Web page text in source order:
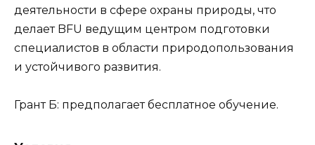
деятельности в сфере охраны природы, что
делает BFU ведущим центром подготовки
специалистов в области природопользования
и устойчивого развития.
Грант Б: предполагает бесплатное обучение.